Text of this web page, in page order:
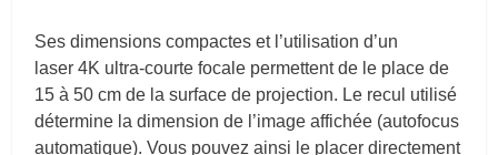
Ses dimensions compactes et l’utilisation d’un
laser 4K ultra-courte focale permettent de le place de
15 à 50 cm de la surface de projection. Le recul utilisé
détermine la dimension de l’image affichée (autofocus
automatique). Vous pouvez ainsi le placer directement